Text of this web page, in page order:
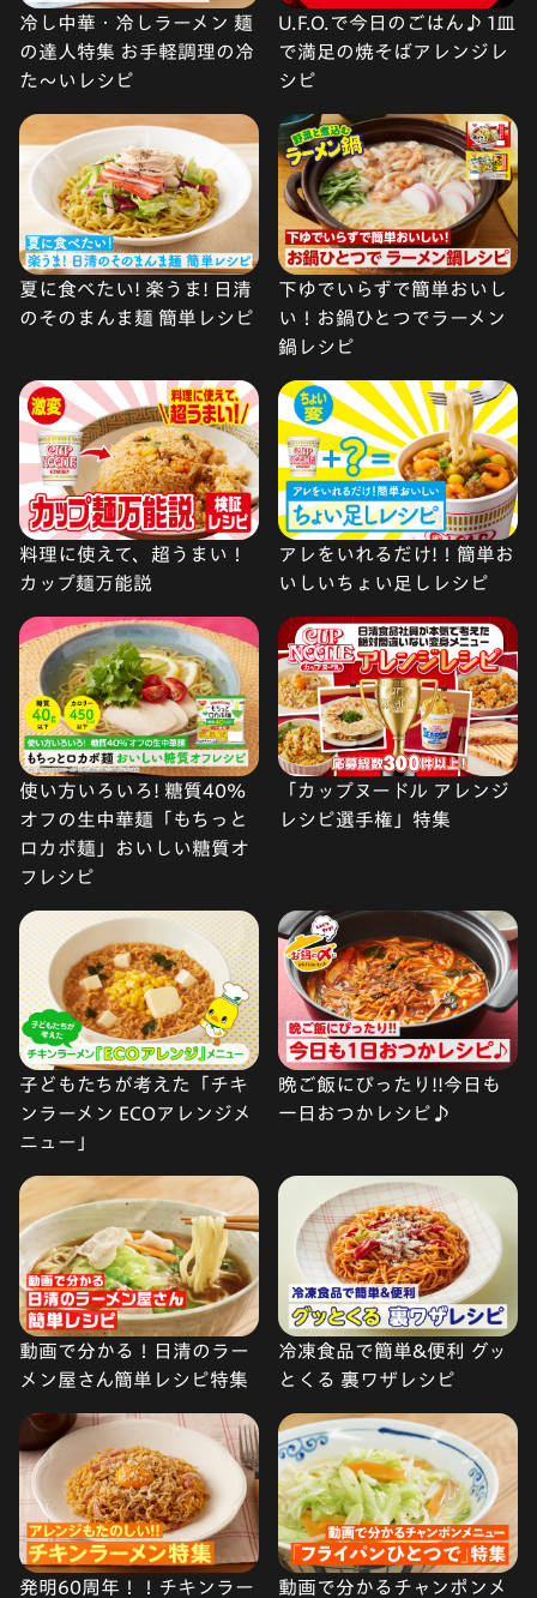
冷し中華・冷しラーメン 麺
の達人特集 お手軽調理の冷
た〜いレシピ
U.F.O.で今日のごはん♪ 1皿
で満足の焼そばアレンジレ
シピ
夏に食べたい! 楽うま! 日清
のそのまんま麺 簡単レシピ
下ゆでいらずで簡単おいし
い！お鍋ひとつでラーメン
鍋レシピ
料理に使えて、超うまい！
カップ麺万能説
アレをいれるだけ!！簡単お
いしいちょい足しレシピ
使い方いろいろ! 糖質40%
オフの生中華麺「もちっと
ロカボ麺」おいしい糖質オ
フレシピ
「カップヌードル アレンジ
レシピ選手権」特集
子どもたちが考えた「チキ
ンラーメン ECOアレンジメ
ニュー」
晩ご飯にぴったり!!今日も
一日おつかレシピ♪
動画で分かる！日清のラー
メン屋さん簡単レシピ特集
冷凍食品で簡単&便利 グッ
とくる 裏ワザレシピ
発明60周年！！チキンラー
動画で分かるチャンポンメ